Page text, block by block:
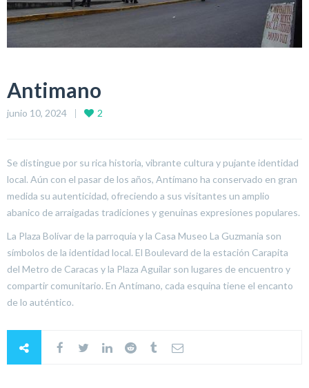
Antimano
junio 10, 2024 2
Se distingue por su rica historia, vibrante cultura y pujante identidad
local. Aún con el pasar de los años, Antímano ha conservado en gran
medida su autenticidad, ofreciendo a sus visitantes un amplio
abanico de arraigadas tradiciones y genuinas expresiones populares.
La Plaza Bolívar de la parroquia y la Casa Museo La Guzmania son
símbolos de la identidad local. El Boulevard de la estación Carapita
del Metro de Caracas y la Plaza Aguilar son lugares de encuentro y
compartir comunitario. En Antímano, cada esquina tiene el encanto
de lo auténtico.